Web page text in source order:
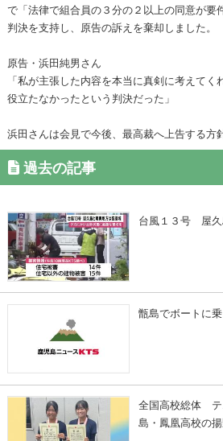
で「法律で組合員の３分の２以上の同意が要
判決を支持し、原告の訴えを棄却しました。
原告・浜田純男さん
「私が主張した内容を本当に真剣に考えて
役立たなかったという判決だった」
浜田さんは会見で今後、最高裁へ上告する方
過去の記事
台風１３号 屋久
甑島でボートに
全国高校総体 テ
島・鳳凰高校の